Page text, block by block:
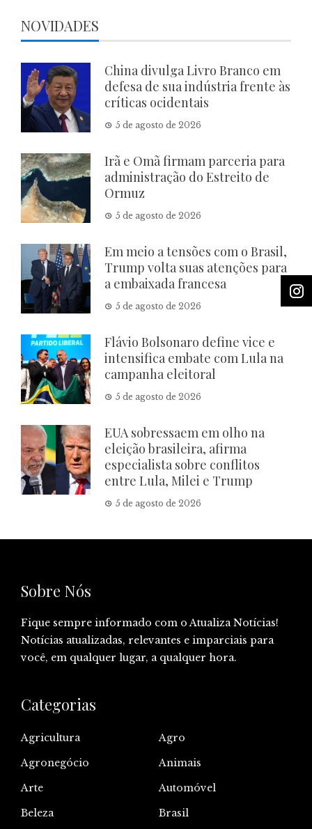
NOVIDADES
China divulga Livro Branco em
defesa de sua indústria frente às
críticas ocidentais
5 de agosto de 2026
Irã e Omã firmam parceria para
administração do Estreito de
Ormuz
5 de agosto de 2026
Em meio a tensões com o Brasil,
Trump volta suas atenções para
a embaixada francesa
5 de agosto de 2026
Flávio Bolsonaro define vice e
intensifica embate com Lula na
campanha eleitoral
5 de agosto de 2026
EUA sobressaem em olho na
eleição brasileira, afirma
especialista sobre conflitos
entre Lula, Milei e Trump
5 de agosto de 2026
Sobre Nós
Fique sempre informado com o Atualiza Notícias!
Notícias atualizadas, relevantes e imparciais para
você, em qualquer lugar, a qualquer hora.
Categorias
Agricultura
Agro
Agronegócio
Animais
Arte
Automóvel
Beleza
Brasil